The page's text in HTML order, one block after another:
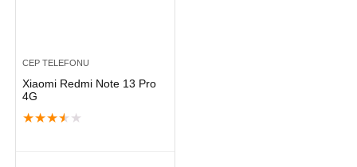
CEP TELEFONU
Xiaomi Redmi Note 13 Pro
4G
★★★★ ★